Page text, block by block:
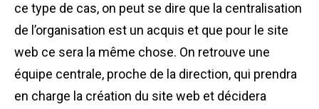
ce type de cas, on peut se dire que la centralisation
de l’organisation est un acquis et que pour le site
web ce sera la même chose. On retrouve une
équipe centrale, proche de la direction, qui prendra
en charge la création du site web et décidera